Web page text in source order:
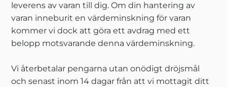
leverens av varan till dig. Om din hantering av
varan inneburit en värdeminskning för varan
kommer vi dock att göra ett avdrag med ett
belopp motsvarande denna värdeminskning.
Vi återbetalar pengarna utan onödigt dröjsmål
och senast inom 14 dagar från att vi mottagit ditt